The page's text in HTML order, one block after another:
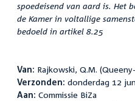
spoedeisend van aard is. Het
de Kamer in voltallige
bedoeld in artikel 8.25
Van: Rajkowski, Q.M.
Verzonden: donderdag 12
Aan: Commissie BiZa